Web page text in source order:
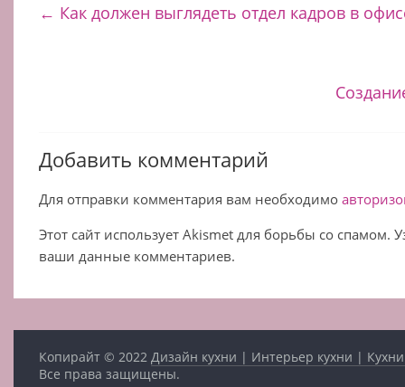
← Как должен выглядеть отдел кадров в
Добавить комментарий
Для отправки комментария вам необходимо
Этот сайт использует Akismet для борьбы со спамом.
ваши данные комментариев.
Копирайт © 2022Дизайн кухни | Интерьер кухни |
Все права защищены.